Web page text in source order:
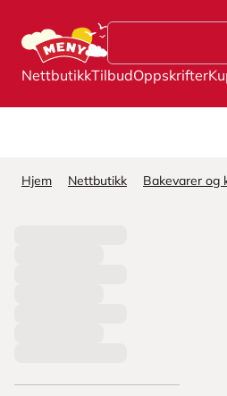
NettbutikkTilbudOppskrifter
Hjem Nettbutikk Bakevarer og